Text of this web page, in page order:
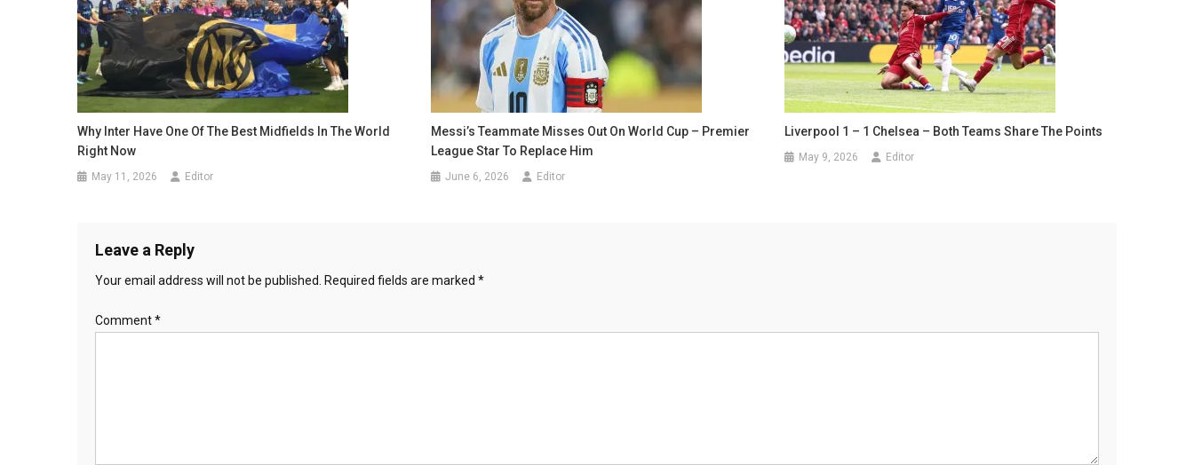
Why Inter Have One Of The Best Midfields In The World
Right Now
May 11, 2026 Editor
Messi’s Teammate Misses Out On World Cup – Premier
League Star To Replace Him
June 6, 2026 Editor
Liverpool 1 – 1 Chelsea – Both Teams Share The Points
May 9, 2026 Editor
Leave a Reply
Your email address will not be published. Required fields are marked *
Comment*